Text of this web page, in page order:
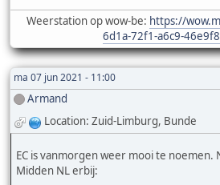
Weerstation op wow-be: https://
6d1a-72f1-a6c9-
ma 07 jun 2021 - 11:00
Armand
Location: Zuid-Limburg, Bunde
EC is vanmorgen weer mooi te noemen.
Midden NL erbij: